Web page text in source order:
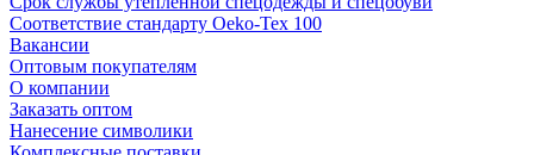
Соответствие стандарту Oeko-Tex 100
Вакансии
Оптовым покупателям
О компании
Заказать оптом
Нанесение символики